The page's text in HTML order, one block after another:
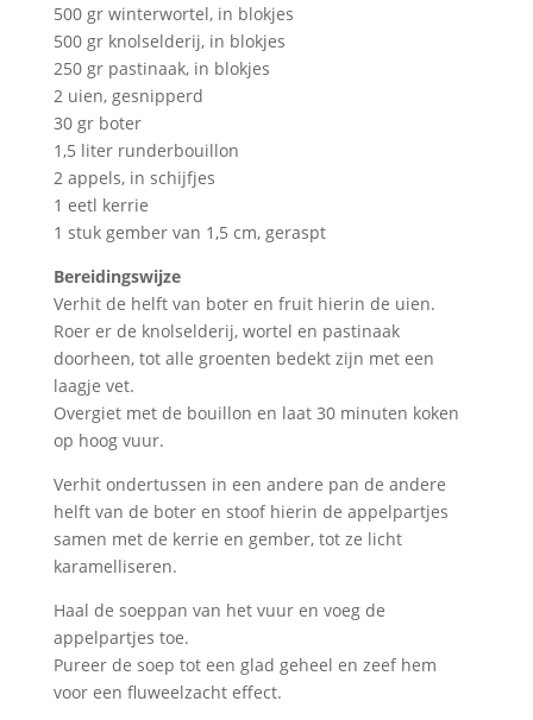
500 gr winterwortel, in blokjes
500 gr knolselderij, in blokjes
250 gr pastinaak, in blokjes
2 uien, gesnipperd
30 gr boter
1,5 liter runderbouillon
2 appels, in schijfjes
1 eetl kerrie
1 stuk gember van 1,5 cm, geraspt
Bereidingswijze
Verhit de helft van boter en fruit hierin de uien.
Roer er de knolselderij, wortel en pastinaak
doorheen, tot alle groenten bedekt zijn met een
laagje vet.
Overgiet met de bouillon en laat 30 minuten koken
op hoog vuur.
Verhit ondertussen in een andere pan de andere
helft van de boter en stoof hierin de appelpartjes
samen met de kerrie en gember, tot ze licht
karamelliseren.
Haal de soeppan van het vuur en voeg de
appelpartjes toe.
Pureer de soep tot een glad geheel en zeef hem
voor een fluweelzacht effect.